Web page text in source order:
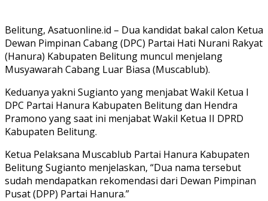
Belitung, Asatuonline.id – Dua kandidat bakal calon Ketua
Dewan Pimpinan Cabang (DPC) Partai Hati Nurani Rakyat
(Hanura) Kabupaten Belitung muncul menjelang
Musyawarah Cabang Luar Biasa (Muscablub).
Keduanya yakni Sugianto yang menjabat Wakil Ketua I
DPC Partai Hanura Kabupaten Belitung dan Hendra
Pramono yang saat ini menjabat Wakil Ketua II DPRD
Kabupaten Belitung.
Ketua Pelaksana Muscablub Partai Hanura Kabupaten
Belitung Sugianto menjelaskan, “Dua nama tersebut
sudah mendapatkan rekomendasi dari Dewan Pimpinan
Pusat (DPP) Partai Hanura.”